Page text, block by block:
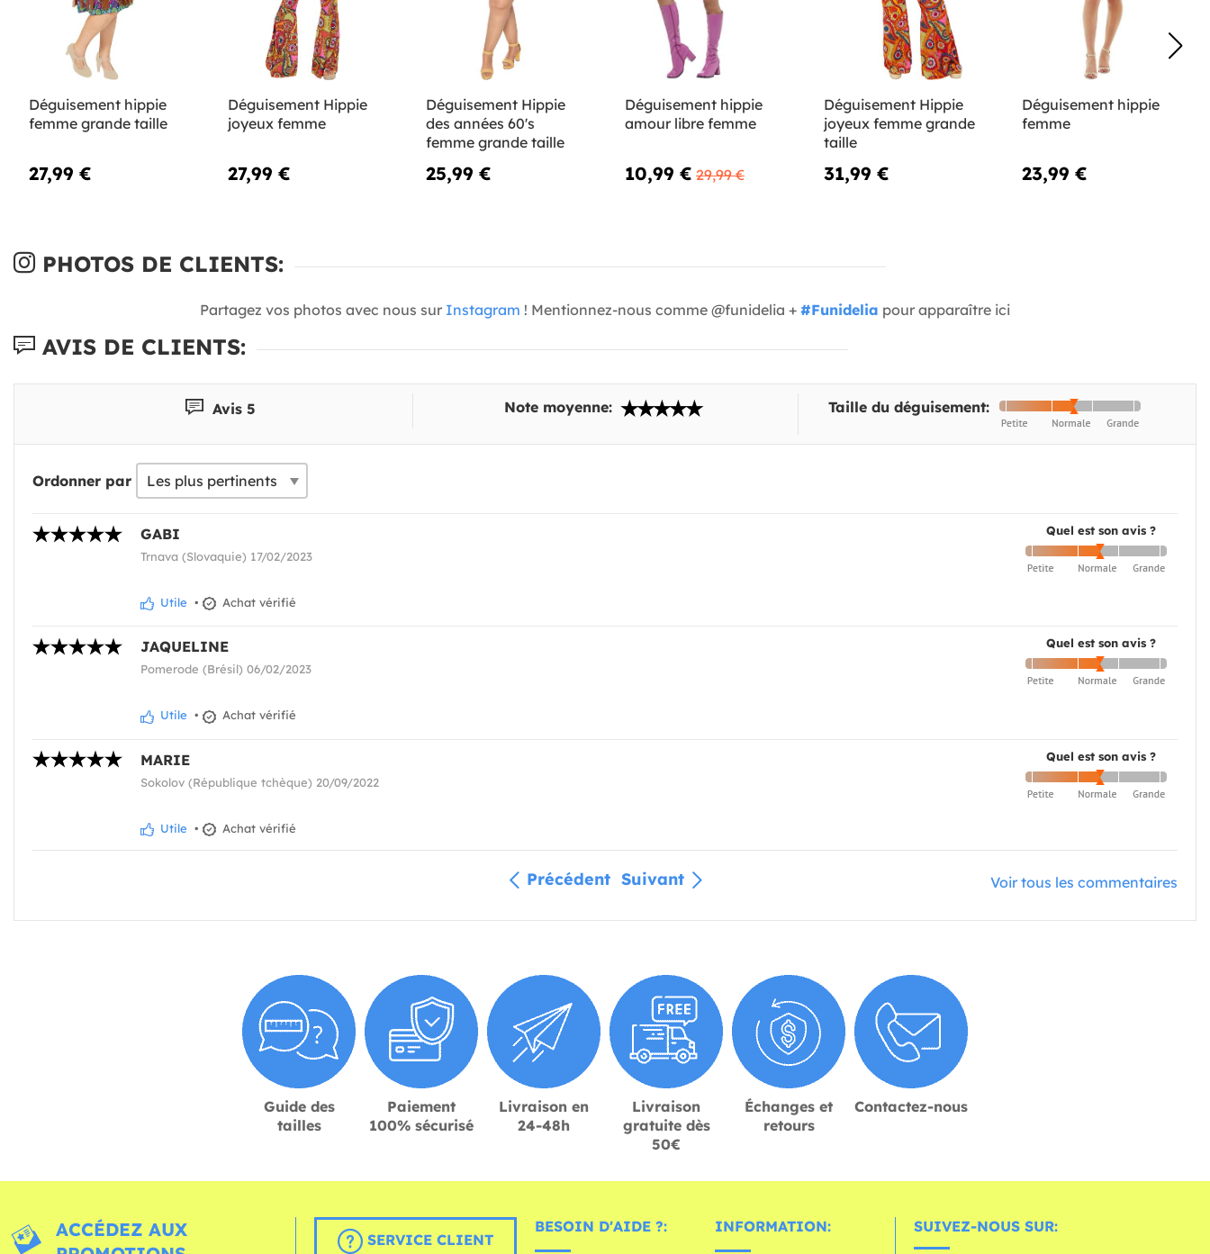
Déguisement hippie
femme grande taille
27,99 €
Déguisement Hippie
joyeux femme
27,99 €
Déguisement Hippie
des années 60's
femme grande taille
25,99 €
Déguisement hippie
amour libre femme
10,99 € 29,99 €
Déguisement Hippie
joyeux femme grande
taille
31,99 €
Déguisement hippie
femme
23,99 €
PHOTOS DE CLIENTS:
Partagez vos photos avec nous sur Instagram ! Mentionnez-nous comme @funidelia + #Funidelia pour apparaître ici
AVIS DE CLIENTS:
Avis 5 Note moyenne: Taille du déguisement:
Ordonner par
Quel est son avis ?
GABI
Trnava (Slovaquie) 17/02/2023
Utile • Achat vérifié
Quel est son avis ?
JAQUELINE
Pomerode (Brésil) 06/02/2023
Utile • Achat vérifié
Quel est son avis ?
MARIE
Sokolov (République tchèque) 20/09/2022
Utile • Achat vérifié
Précédent Suivant Voir tous les commentaires
Guide des
tailles
Paiement
100% sécurisé
Livraison en
24-48h
Livraison
gratuite dès
50€
Échanges et
retours
Contactez-nous
ACCÉDEZ AUX
SERVICE CLIENT
BESOIN D'AIDE ?: INFORMATION: SUIVEZ-NOUS SUR: